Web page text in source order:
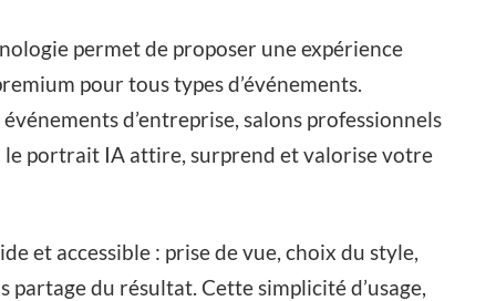
permet de proposer une expérience
pour tous types d’événements.
d’entreprise, salons professionnels
portrait IA attire, surprend et valorise votre
et accessible : prise de vue, choix du style,
partage du résultat. Cette simplicité d’usage,